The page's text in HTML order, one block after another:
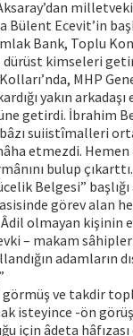
Bülent Ecevit’in
Bank, Toplu
dürüst kimseleri
MHP
yakın
getirdi. İbrahim
suiistîmalleri
etmezdi.
bulup
Belgesi”
görev alan
olmayan kişinin
– makam
ve takdir
isteyince -ön
için âdeta